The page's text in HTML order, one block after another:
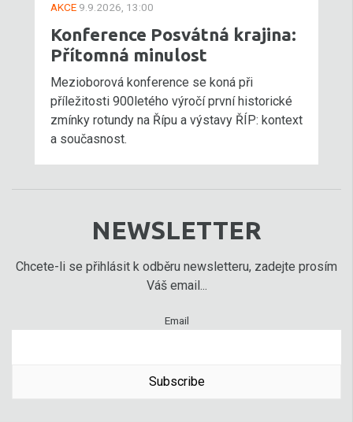
AKCE 9.9.2026, 13:00
Konference Posvátná krajina:
Přítomná minulost
Mezioborová konference se koná při
příležitosti 900letého výročí první historické
zmínky rotundy na Řípu a výstavy ŘÍP: kontext
a současnost.
NEWSLETTER
Chcete-li se přihlásit k odběru newsletteru, zadejte prosím
Váš email...
Email
Subscribe